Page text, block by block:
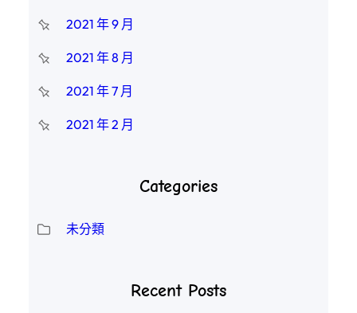
2021 年 9 月
2021 年 8 月
2021 年 7 月
2021 年 2 月
Categories
未分類
Recent Posts